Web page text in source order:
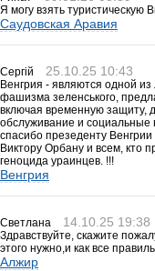
Я могу взять туристическую
Саудовская Аравия
Сергій 25.10.25 10:43
Венгрия - являются одной
фашизма зеленського,
включая временную защиту,
обслуживание и социальные
спасибо презеденту
Виктору Орбану и всем, кто
геноцида ураинцев. !!!
Венгрия
Светлана 14.10.25 19:38
Здравствуйте, скажите
этого нужно,и как все
Алжир